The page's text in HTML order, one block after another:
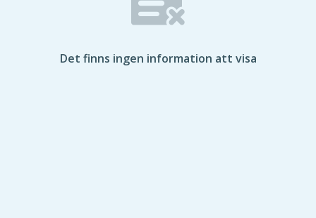
Det finns ingen information att visa